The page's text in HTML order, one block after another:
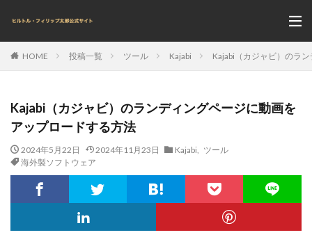
HOME 投稿一覧 ツール Kajabi Kajabi（カジャビ）のラ
Kajabi（カジャビ）のランディングページに動画を
アップロードする方法
2024年5月22日 2024年11月23日 Kajabi
ツール
海外製ソフトウェア